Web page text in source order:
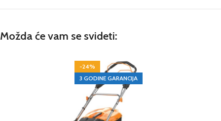
Možda će vam se svideti:
-24%
3 GODINE GARANCIJA